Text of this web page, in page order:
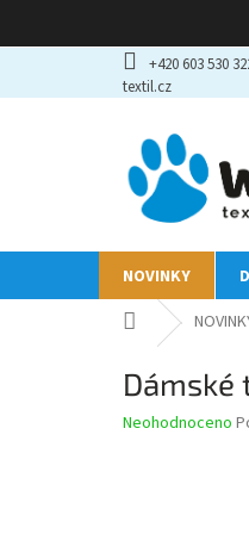
obsah
+420 603 530
textil.cz
NOVINKY
Domů
Dámské
Průměrné
Neohodnoceno